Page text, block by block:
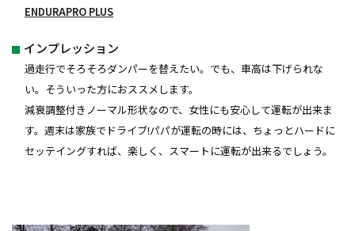
ENDURAPRO PLUS
インプレッション
過走行でそろそろダンパーを替えたい。でも、車高は下げられな
い。そういった方におススメします。
減衰調整付きノーマル形状なので、女性にも安心して運転が出来ま
す。週末は家族でドライブ!パパが運転の時には、ちょっとハードに
セッテイングすれば、楽しく、スマートに運転が出来るでしょう。